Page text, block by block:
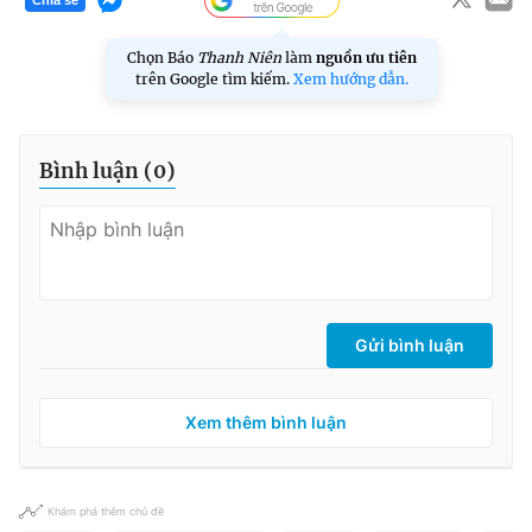
Chọn Báo Thanh Niên làm nguồn ưu tiên
trên Google tìm kiếm. Xem hướng dẫn.
Bình luận (0)
Gửi bình luận
Xem thêm bình luận
Khám phá thêm chủ đề